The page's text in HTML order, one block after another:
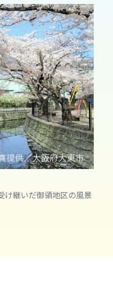
け継いだ御領地区の風景